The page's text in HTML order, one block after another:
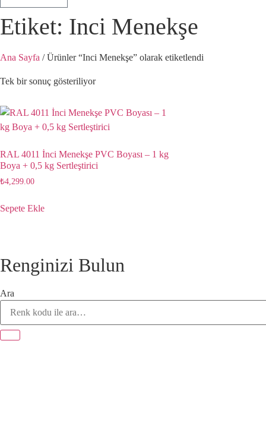
Etiket: Inci Menekşe
Ana Sayfa / Ürünler “Inci Menekşe” olarak etiketlendi
Tek bir sonuç gösteriliyor
RAL 4011 İnci Menekşe PVC Boyası – 1 kg
Boya + 0,5 kg Sertleştirici
₺4,299.00
Sepete Ekle
Renginizi Bulun
Ara